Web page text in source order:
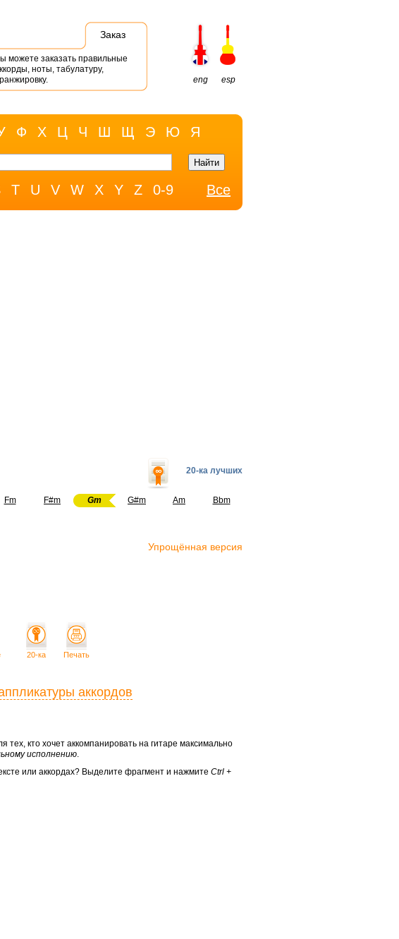
Заказ
можете заказать правильные
ноты, табулатуру,
eng esp
Ф Х Ц Ч Ш Щ Э Ю Я
T U V W X Y Z 0-9 Все
20-ка лучших
Fm F#m Gm G#m Am
Bbm
Упрощённая версия
20-ка Печать
аккордов
тех, кто хочет аккомпанировать на гитаре максимально
исполнению.
или аккордах? Выделите фрагмент и нажмите Ctrl +